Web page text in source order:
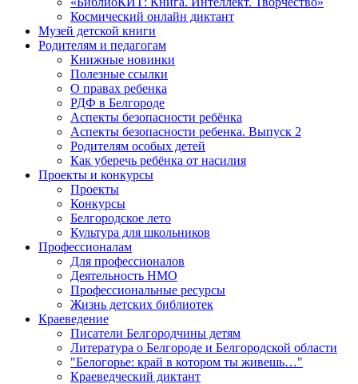
Космический онлайн диктант
Музей детской книги
Родителям и педагогам
Книжные новинки
Полезные ссылки
О правах ребенка
РДФ в Белгороде
Аспекты безопасности ребёнка
Аспекты безопасности ребенка. Выпуск 2
Родителям особых детей
Как уберечь ребёнка от насилия
Проекты и конкурсы
Проекты
Конкурсы
Белгородское лето
Культура для школьников
Профессионалам
Для профессионалов
Деятельность НМО
Профессиональные ресурсы
Жизнь детских библиотек
Краеведение
Писатели Белгородчины детям
Литература о Белгороде и Белгородской области
"Белогорье: край в котором ты живешь…"
Краеведческий диктант